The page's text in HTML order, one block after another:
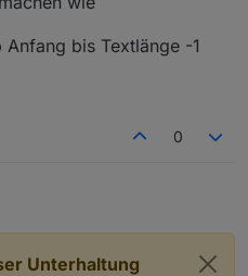
nie alles abgedeckt haben,
also nachfolgendes Blockly
nur habe ich eben ein
DP, das ich aus
weg hätte.
Trigger der HM Fenstergriffe
davon in variable den Namen
bis Textlänge -1
0
Unterhaltung